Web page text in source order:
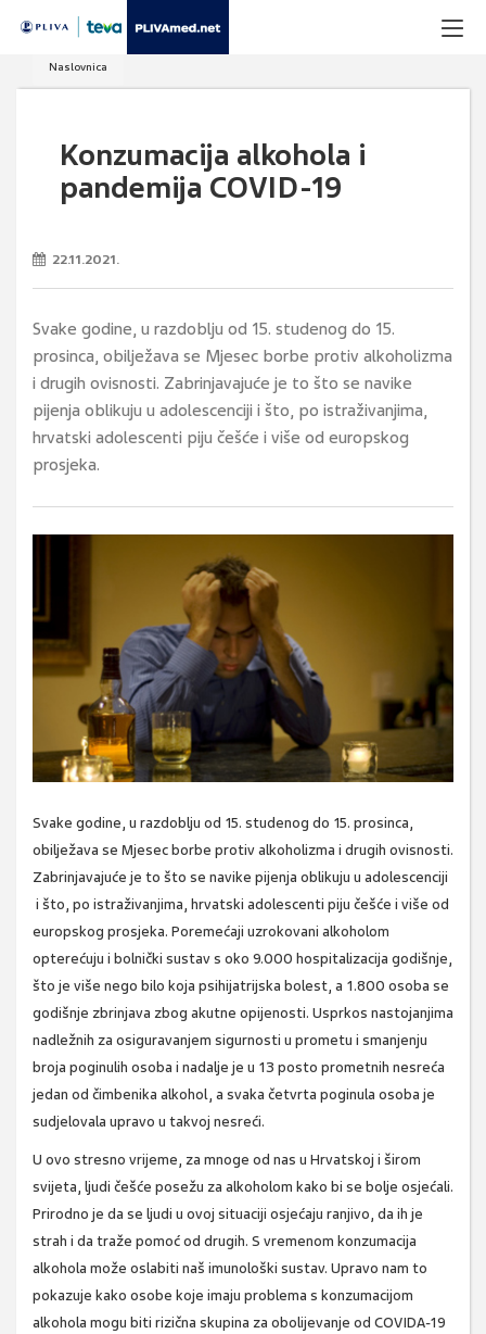
Naslovnica
Konzumacija alkohola i
pandemija COVID-19
22.11.2021.
Svake godine, u razdoblju od 15. studenog do 15.
prosinca, obilježava se Mjesec borbe protiv alkoholizma
i drugih ovisnosti. Zabrinjavajuće je to što se navike
pijenja oblikuju u adolescenciji i što, po istraživanjima,
hrvatski adolescenti piju češće i više od europskog
prosjeka.
Svake godine, u razdoblju od 15. studenog do 15. prosinca,
obilježava se Mjesec borbe protiv alkoholizma i drugih ovisnosti.
Zabrinjavajuće je to što se navike pijenja oblikuju u adolescenciji
i što, po istraživanjima, hrvatski adolescenti piju češće i više od
europskog prosjeka. Poremećaji uzrokovani alkoholom
opterećuju i bolnički sustav s oko 9.000 hospitalizacija godišnje,
što je više nego bilo koja psihijatrijska bolest, a 1.800 osoba se
godišnje zbrinjava zbog akutne opijenosti. Usprkos nastojanjima
nadležnih za osiguravanjem sigurnosti u prometu i smanjenju
broja poginulih osoba i nadalje je u 13 posto prometnih nesreća
jedan od čimbenika alkohol, a svaka četvrta poginula osoba je
sudjelovala upravo u takvoj nesreći.
U ovo stresno vrijeme, za mnoge od nas u Hrvatskoj i širom
svijeta, ljudi češće posežu za alkoholom kako bi se bolje osjećali.
Prirodno je da se ljudi u ovoj situaciji osjećaju ranjivo, da ih je
strah i da traže pomoć od drugih. S vremenom konzumacija
alkohola može oslabiti naš imunološki sustav. Upravo nam to
pokazuje kako osobe koje imaju problema s konzumacijom
alkohola mogu biti rizična skupina za obolijevanje od COVIDA-19